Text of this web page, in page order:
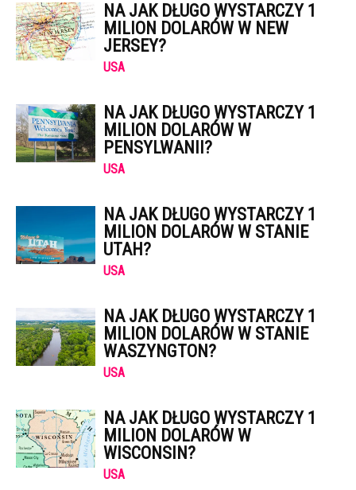
NA JAK DŁUGO WYSTARCZY 1
MILION DOLARÓW W NEW
JERSEY?
USA
NA JAK DŁUGO WYSTARCZY 1
MILION DOLARÓW W
PENSYLWANII?
USA
NA JAK DŁUGO WYSTARCZY 1
MILION DOLARÓW W STANIE
UTAH?
USA
NA JAK DŁUGO WYSTARCZY 1
MILION DOLARÓW W STANIE
WASZYNGTON?
USA
NA JAK DŁUGO WYSTARCZY 1
MILION DOLARÓW W
WISCONSIN?
USA